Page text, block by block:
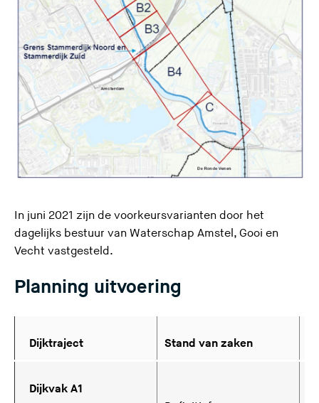
In juni 2021 zijn de voorkeursvarianten door het
dagelijks bestuur van Waterschap Amstel, Gooi en
Vecht vastgesteld.
Planning uitvoering
Dijktraject Stand van zaken
Dijkvak A1